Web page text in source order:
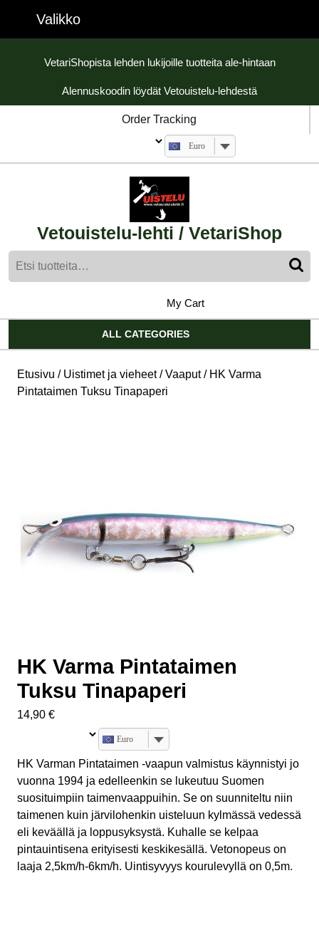
content
ValikkoValikko
VetariShopista lehden lukijoille tuotteita ale-hintaan
Alennuskoodin löydät Vetouistelu-lehdestä
Order Tracking
Euro
Vetouistelu-lehti / VetariShop
Account
My Cartshopping
cart
ALL CATEGORIES
Etusivu / Uistimet ja vieheet/Vaaput/ HK Varma
Pintataimen Tuksu Tinapaperi
HK Varma Pintataimen
Tuksu Tinapaperi
14,90 €
Euro
HK Varman Pintataimen -vaapun valmistus käynnistyi jo
vuonna 1994 ja edelleenkin se lukeutuu Suomen
suosituimpiin taimenvaappuihin. Se on suunniteltu niin
taimenen kuin järvilohenkin uisteluun kylmässä vedessä
eli keväällä ja loppusyksystä. Kuhalle se kelpaa
pintauintisena erityisesti keskikesällä. Vetonopeus on
laaja 2,5km/h-6km/h. Uintisyvyys kourulevyllä on 0,5m.